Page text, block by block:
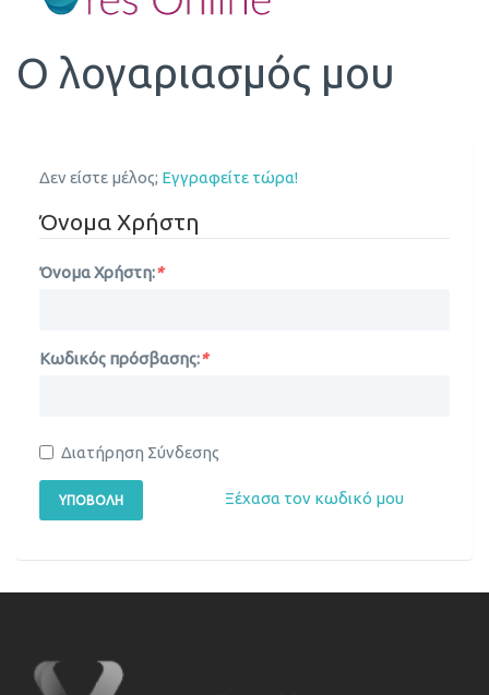
Ο λογαριασμός μου
Δεν είστε μέλος; Εγγραφείτε τώρα!
Όνομα Χρήστη
Όνομα Χρήστη:*
Κωδικός πρόσβασης:*
Διατήρηση Σύνδεσης
ΥΠΟΒΟΛΉ Ξέχασα τον κωδικό μου